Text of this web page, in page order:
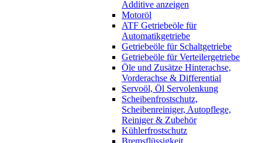
Additive anzeigen
Motoröl
ATF Getriebeöle für
Automatikgetriebe
Getriebeöle für Schaltgetriebe
Getriebeöle für Verteilergetriebe
Öle und Zusätze Hinterachse,
Vorderachse & Differential
Servoöl, Öl Servolenkung
Scheibenfrostschutz,
Scheibenreiniger, Autopflege,
Reiniger & Zubehör
Kühlerfrostschutz
Bremsflüssigkeit